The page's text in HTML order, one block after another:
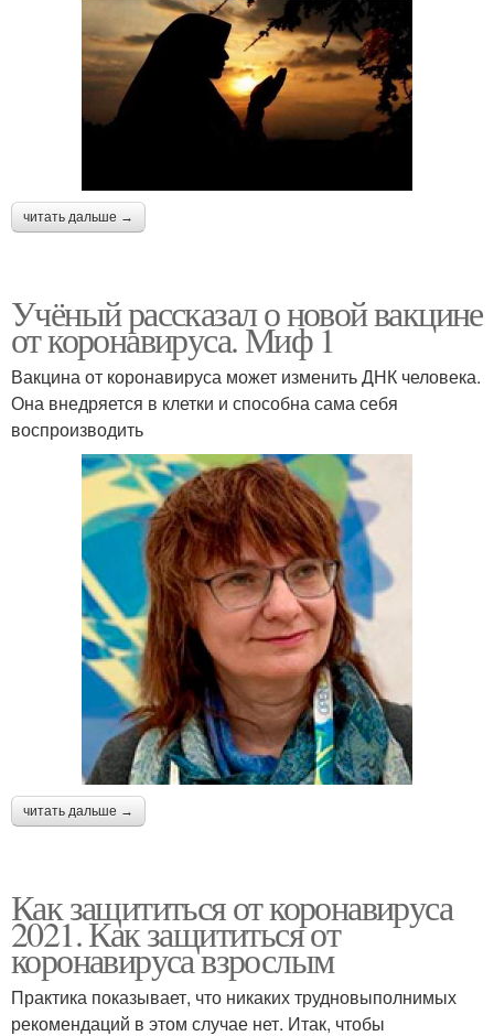
читать дальше →
Учёный рассказал о новой вакцине
от коронавируса. Миф 1
Вакцина от коронавируса может изменить ДНК человека.
Она внедряется в клетки и способна сама себя
воспроизводить
читать дальше →
Как защититься от коронавируса
2021. Как защититься от
коронавируса взрослым
Практика показывает, что никаких трудновыполнимых
рекомендаций в этом случае нет. Итак, чтобы